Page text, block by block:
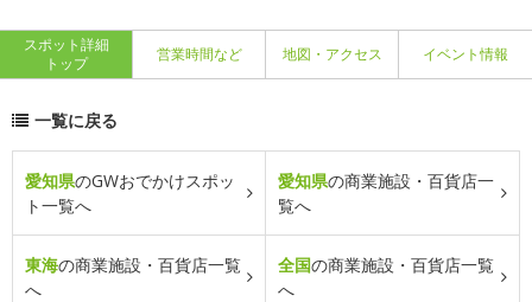
スポット詳細
トップ
営業時間など 地図・アクセス イベント情報
一覧に戻る
愛知県のGWおでかけスポッ
ト一覧へ
愛知県の商業施設・百貨店一
覧へ
東海の商業施設・百貨店一覧
へ
全国の商業施設・百貨店一覧
へ